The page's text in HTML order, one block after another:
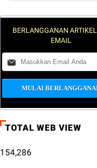
BERLANGGANAN
EMAIL
TOTAL WEB VIEW
154,286